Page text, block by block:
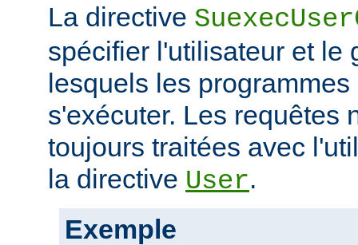
La directive
spécifier l'utilisateur et le
lesquels les
s'exécuter. Les requêtes
toujours traitées avec
la directive User.
Exemple